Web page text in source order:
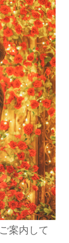
案内して